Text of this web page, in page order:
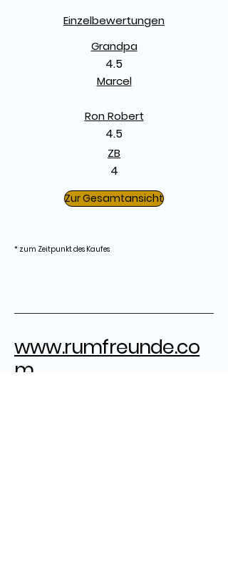
Einzelbewertungen
Grandpa
4.5
Marcel
Ron Robert
4.5
ZB
4
Zur Gesamtansicht
* zum Zeitpunkt des Kaufes
www.rumfreunde.co
m